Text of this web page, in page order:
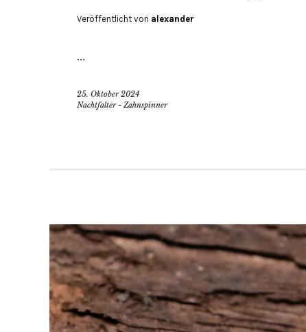
Veröffentlicht von alexander
…
25. Oktober 2024
Nachtfalter - Zahnspinner